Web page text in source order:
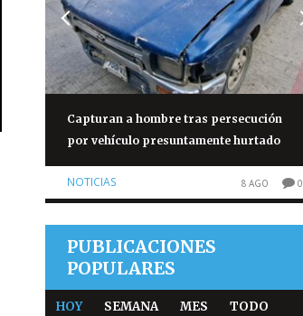
Capturan a hombre tras persecución
por vehículo presuntamente hurtado
NOTICIAS 8 AGO 0
PUBLICACIONES
POPULARES
HOY SEMANA MES TODO